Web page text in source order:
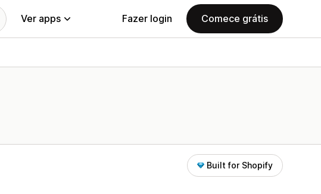
Ver apps Fazer login Comece grátis
Built for Shopify